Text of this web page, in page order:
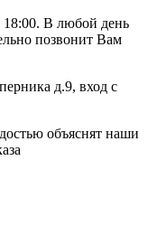
18:00. В любой день
позвонит Вам
д.9, вход с
объяснят наши